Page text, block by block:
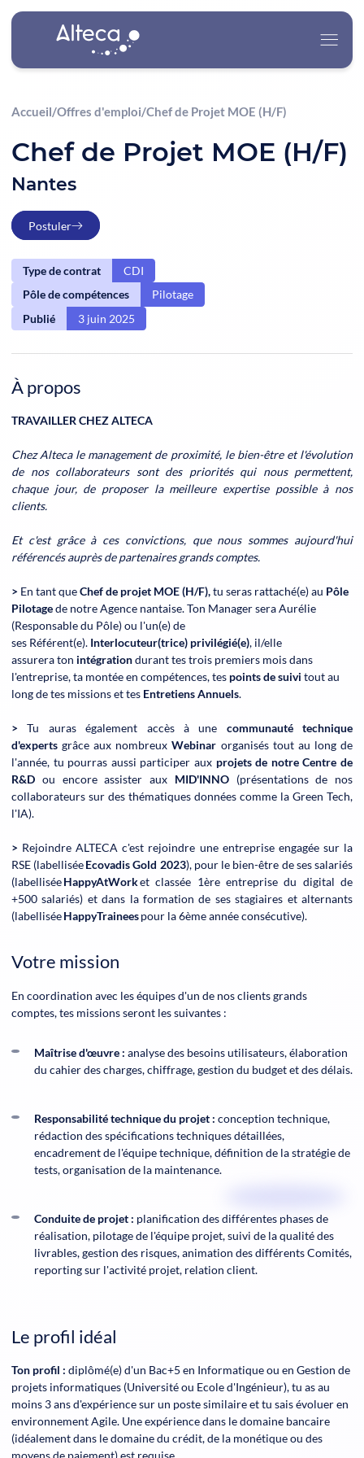
Nos Secteurs d’Activité
Carrière
Actualités
Accueil/Offres d'emploi/Chef de Projet MOE (H/F)
Chef de Projet MOE (H/F)
Nantes
Postuler
Type de contrat
CDI
Pôle de compétences
Pilotage
Publié
3 juin 2025
À propos
TRAVAILLER CHEZ ALTECA
Chez Alteca le management de proximité, le bien-être et l'évolution
de nos collaborateurs sont des priorités qui nous permettent,
chaque jour, de proposer la meilleure expertise possible à nos
clients.
Et c'est grâce à ces convictions, que nous sommes aujourd'hui
référencés auprès de partenaires grands comptes.
> En tant queChef de projet MOE (H/F),tu seras rattaché(e) au Pôle
Pilotagede notre Agence nantaise.Ton Manager sera Aurélie
(Responsable du Pôle) ou l'un(e) de
ses Référent(e). Interlocuteur(trice) privilégié(e), il/elle
assurera ton intégrationdurant tes trois premiers mois dans
l'entreprise, ta montée en compétences, tes points de suivi tout au
long de tes missions et tes Entretiens Annuels.
>Tu auras également accès à une communauté technique
d'experts grâce aux nombreuxWebinar organisés tout au long de
l'année, tu pourras aussi participer aux projets de notre Centre de
R&D ou encore assister aux MID'INNO (présentations de nos
collaborateurs sur des thématiques données comme la Green Tech,
l'IA).
> Rejoindre ALTECA c'est rejoindre une entreprise engagée sur la
RSE (labelliséeEcovadis Gold 2023), pour le bien-être de ses salariés
(labelliséeHappyAtWorket classée 1ère entreprise du digital de
+500 salariés) et dans la formation de ses stagiaires et alternants
(labelliséeHappyTraineespour la 6ème année consécutive).
Votre mission
En coordination avec les équipes d'un de nos clients grands
comptes, tes missions seront les suivantes :
Maîtrise d'œuvre : analyse des besoins utilisateurs, élaboration
du cahier des charges, chiffrage, gestion du budget et des délais.
Responsabilité technique du projet : conception technique,
rédaction des spécifications techniques détaillées,
encadrement de l'équipe technique, définition de la stratégie de
tests, organisation de la maintenance.
Conduite de projet : planification des différentes phases de
réalisation, pilotage de l'équipe projet, suivi de la qualité des
livrables, gestion des risques, animation des différents Comités,
reporting sur l'activité projet, relation client.
Le profil idéal
Ton profil : diplômé(e) d'un Bac+5 en Informatique ou en Gestion de
projets informatiques (Université ou Ecole d'Ingénieur), tu as au
moins 3 ans d'expérience sur un poste similaire et tu sais évoluer en
environnement Agile. Une expérience dans le domaine bancaire
(idéalement dans le domaine du crédit, de la monétique ou des